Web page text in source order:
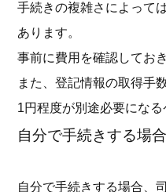
手続きの複雑さによって
あります。
事前に費用を確認してお
また、登記情報の取得手
1円程度が別途必要になる
自分で手続きする場
自分で手続きする場合、